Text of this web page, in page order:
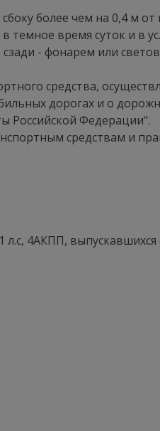
более чем на 0,4 м
темное время суток и в
- фонарем или
средства,
дорогах и о
Российской Федерации".
средствам и
4АКПП, выпускавшихся